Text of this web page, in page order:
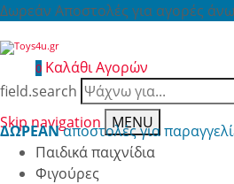
Δωρεάν Αποστολές για αγορές
0 Καλάθι Αγορών
field.search
Skip navigation
MENU
ΔΩΡΕΑΝαποστολές για
Παιδικά παιχνίδια
Φιγούρες